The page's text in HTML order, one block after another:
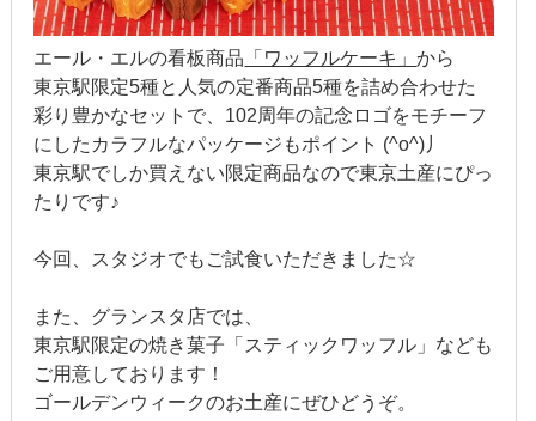
2021年4月
2020年11月
2020年8月
2020年3月
2020年1月
2019年12月
エール・エルの看板商品 「ワッフルケーキ」から
東京駅限定5種と人気の定番商品5種を詰め合わせた
彩り豊かなセットで、102周年の記念ロゴをモチーフ
にしたカラフルなパッケージもポイント (^o^)丿
東京駅でしか買えない限定商品なので東京土産にぴっ
たりです♪
今回、スタジオでもご試食いただきました☆
また、グランスタ店では、
東京駅限定の焼き菓子「スティックワッフル」なども
ご用意しております！
ゴールデンウィークのお土産にぜひどうぞ。